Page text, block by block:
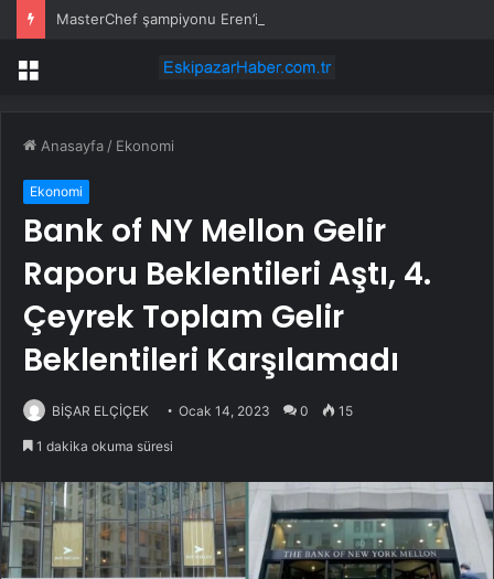
Menü
Anasayfa / Ekonomi
Ekonomi
Bank of NY Mellon Gelir
Raporu Beklentileri Aştı, 4.
Çeyrek Toplam Gelir
Beklentileri Karşılamadı
BİŞAR ELÇİÇEK Ocak 14, 2023 0 15
1 dakika okuma süresi